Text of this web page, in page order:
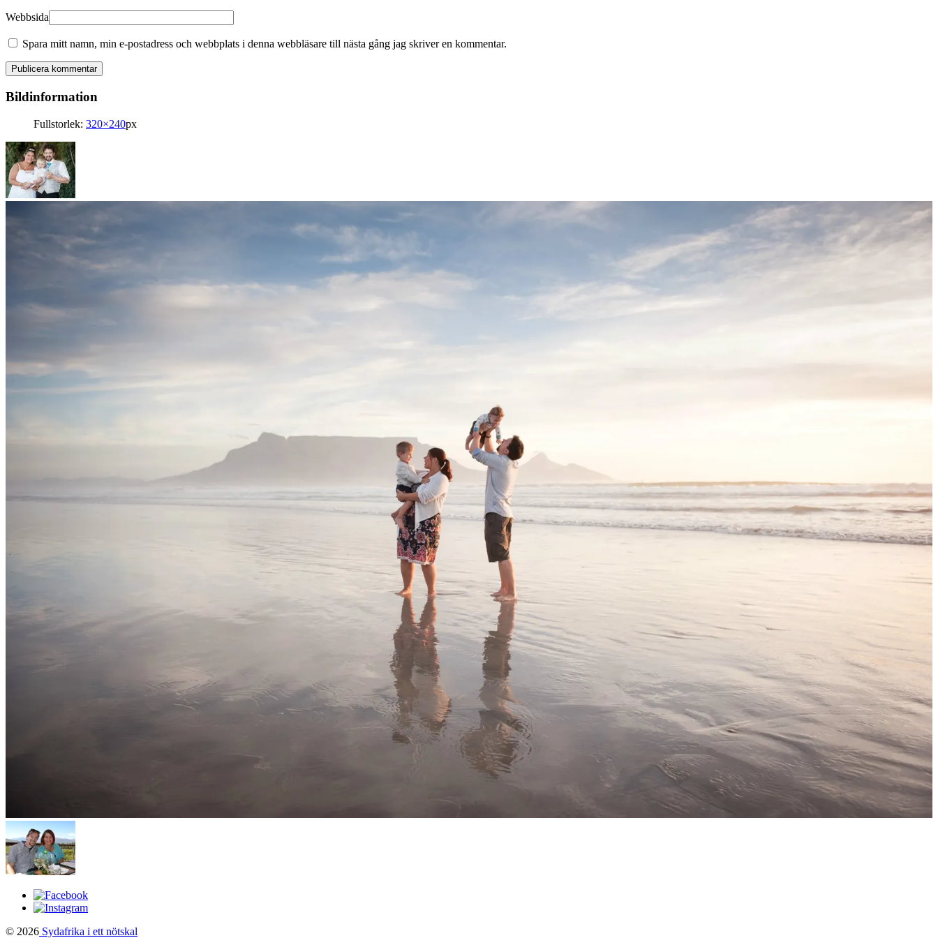
Webbsida
Spara mitt namn, min e-postadress och webbplats i denna webbläsare till nästa gång jag skriver en kommentar.
Bildinformation
Fullstorlek: 320×240px
© 2026 Sydafrika i ett nötskal